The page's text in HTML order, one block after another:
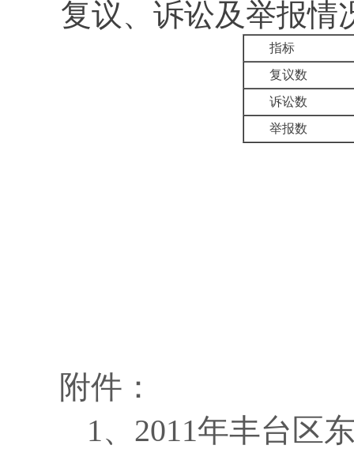
复议、诉讼及举报情
指标
复议数
诉讼数
举报数
附件：
1、 2011年丰台区